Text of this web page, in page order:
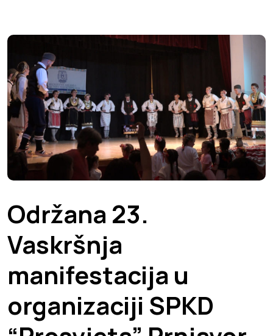
Održana 23.
Vaskršnja
manifestacija u
organizaciji SPKD